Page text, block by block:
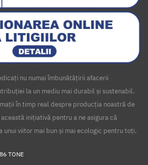
nu numai îmbunătățirii afacerii
la un mediu mai durabil și sustenabil.
în timp real despre producția noastră de
inițiativă pentru a ne asigura că
unui viitor mai bun și mai ecologic pentru toți.
TONE